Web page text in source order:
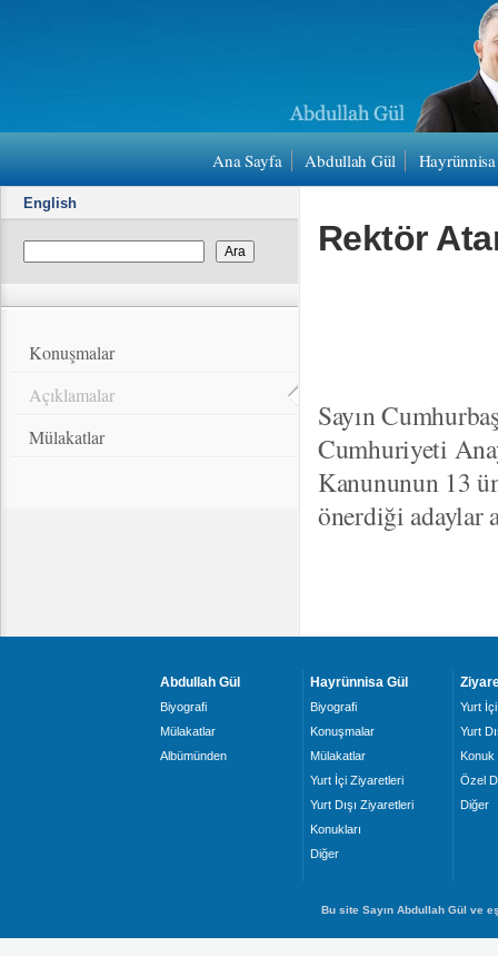
Ana Sayfa Abdullah Gül
English
Konuşmalar
Açıklamalar
Mülakatlar
Rektör
Sayın
Cumhuriyeti
Kanununun 13
önerdiği adaylar
Abdullah Gül
Biyografi
Mülakatlar
Albümünden
Hayrünnisa Gül
Biyografi
Konuşmalar
Mülakatlar
Yurt İçi Ziyaretleri
Yurt Dışı Ziyaretleri
Konukları
Diğer
Yurt İçi
Yurt
Konuk
Özel
Diğer
Bu site Sayın Abdullah Gül ve